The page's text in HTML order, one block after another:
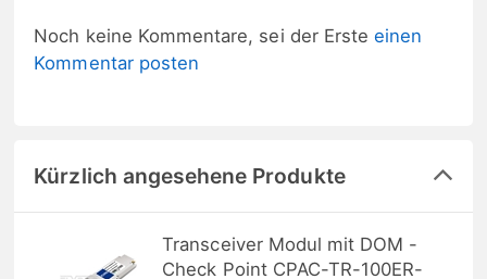
Noch keine Kommentare, sei der Ersteeinen
Kommentar posten
Kürzlich angesehene Produkte
Transceiver Modul mit DOM -
Check Point CPAC-TR-100ER-